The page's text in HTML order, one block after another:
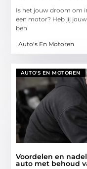
Is het jouw droom om
een motor? Heb jij
ben
Auto's En Motoren
AUTO'S EN MOTOREN
Voordelen en
auto met behoud